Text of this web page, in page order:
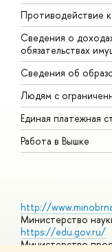
Противодействие
Сведения о
обязательствах
Сведения об
Людям с
Единая платежная
Работа в Вышке
http://
Министерство
https://edu.gov.ru/
Министерство